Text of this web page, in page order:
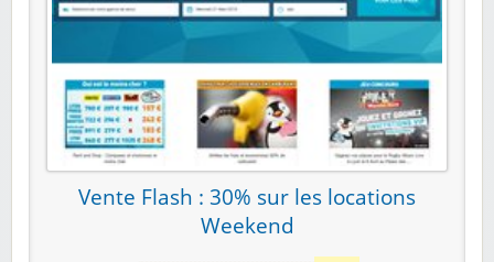
Vente Flash : 30% sur les locations
Weekend